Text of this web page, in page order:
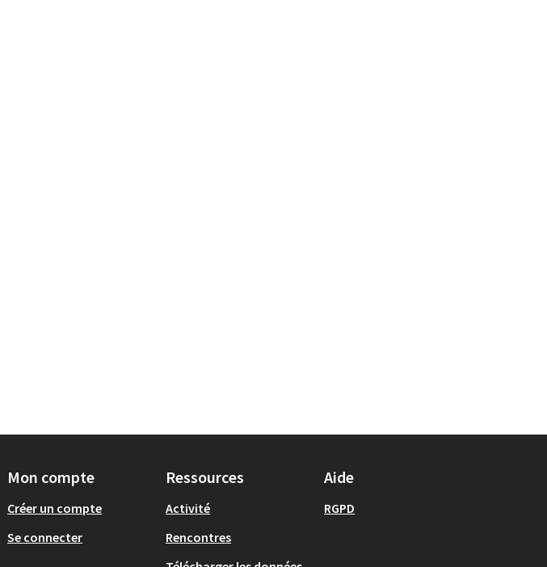
Mon compte
Créer un compte
Se connecter
Ressources
Activité
Rencontres
Aide
RGPD